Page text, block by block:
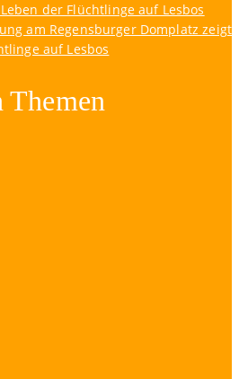
der Flüchtlinge auf Lesbos
am Regensburger Domplatz zeigt
auf Lesbos
Themen